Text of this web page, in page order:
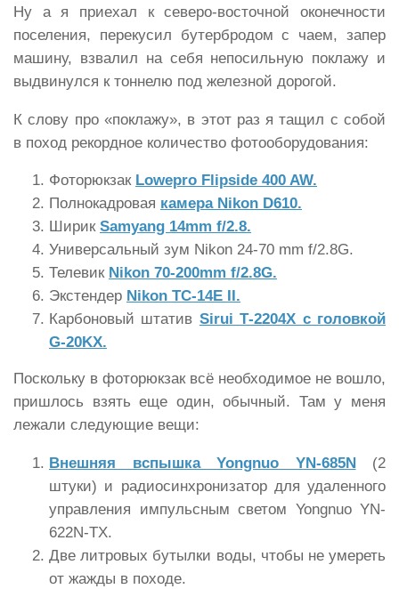
Ну а я приехал к северо-восточной оконечности
поселения, перекусил бутербродом с чаем, запер
машину, взвалил на себя непосильную поклажу и
выдвинулся к тоннелю под железной дорогой.
К слову про «поклажу», в этот раз я тащил с собой
в поход рекордное количество фотооборудования:
Фоторюкзак Lowepro Flipside 400 AW.
Полнокадровая камера Nikon D610.
Ширик Samyang 14mm f/2.8.
Универсальный зум Nikon 24-70 mm f/2.8G.
Телевик Nikon 70-200mm f/2.8G.
Экстендер Nikon TC-14E II.
Карбоновый штатив Sirui Т-2204Х с головкой
G-20KX.
Поскольку в фоторюкзак всё необходимое не вошло,
пришлось взять еще один, обычный. Там у меня
лежали следующие вещи:
Внешняя вспышка Yongnuo YN-685N(2
штуки) и радиосинхронизатор для удаленного
управления импульсным светом Yongnuo YN-
622N-TX.
Две литровых бутылки воды, чтобы не умереть
от жажды в походе.